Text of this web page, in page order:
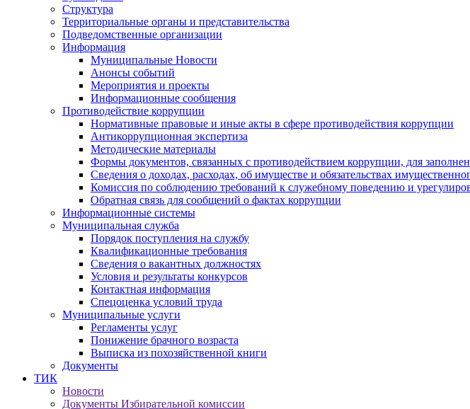
Структура
Территориальные органы и представительства
Подведомственные организации
Информация
Муниципальные Новости
Анонсы событий
Мероприятия и проекты
Информационные сообщения
Противодействие коррупции
Нормативные правовые и иные акты в сфере противодействия коррупции
Антикоррупционная экспертиза
Методические материалы
Формы документов, связанных с противодействием коррупции, для
Сведения о доходах, расходах, об имуществе и обязательствах
Комиссия по соблюдению требований к служебному поведению и
Обратная связь для сообщений о фактах коррупции
Информационные системы
Муниципальная служба
Порядок поступления на службу
Квалификационные требования
Сведения о вакантных должностях
Условия и результаты конкурсов
Контактная информация
Спецоценка условий труда
Муниципальные услуги
Регламенты услуг
Понижение брачного возраста
Выписка из похозяйственной книги
Документы
ТИК
Новости
Документы Избирательной комиссии